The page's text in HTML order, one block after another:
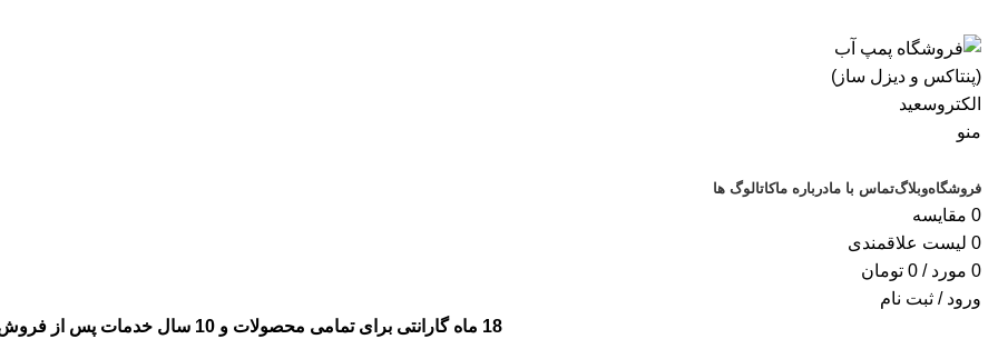
منو
فروشگاهوبلاگتماس با مادرباره ماکاتالوگ ها
0 مقایسه
0 لیست علاقمندی
0 مورد /
0 تومان
ورود / ثبت نام
18 ماه گارانتی برای تمامی محصولات و 10 سال خدمات پس از فروش